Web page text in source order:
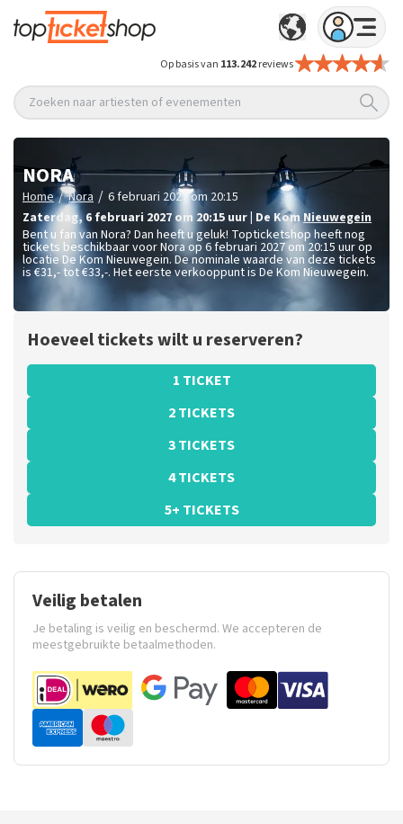
Op basis van 113.242reviews
Zoeken naar artiesten of evenementen
NORA
Home / Nora / 6 februari 2027 om 20:15
zaterdag, 6 februari 2027 om 20:15 uur De KomNieuwegein
Bent u fan van Nora? Dan heeft u geluk! Topticketshop heeft nog
tickets beschikbaar voor Nora op 6 februari 2027 om 20:15 uur op
locatie De Kom Nieuwegein. De nominale waarde van deze tickets
is€31,- tot €33,-. Het eerste verkooppunt is De Kom Nieuwegein.
Hoeveel tickets wilt u reserveren?
1 TICKET
2 TICKETS
3 TICKETS
4 TICKETS
5+ TICKETS
Veilig betalen
Je betaling is veilig en beschermd. We accepteren de
meestgebruikte betaalmethoden.